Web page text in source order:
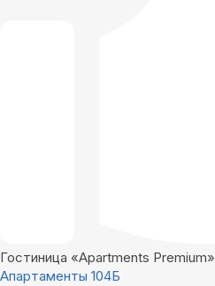
Гостиница «Apartments Premium»
Апартаменты 104Б